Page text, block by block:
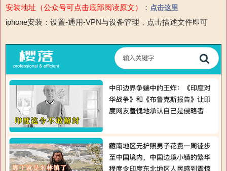
安装地址（公众号可点击底部阅读原文） ： 点击这里
iphone安装：设置-通用-VPN与设备管理，点击描述文件即可